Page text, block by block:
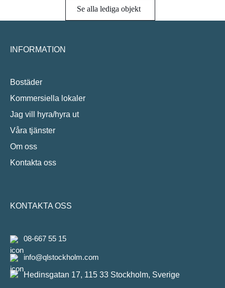
Se alla lediga objekt
INFORMATION
Bostäder
Kommersiella lokaler
Jag vill hyra/hyra ut
Våra tjänster
Om oss
Kontakta oss
KONTAKTA OSS
08-667 55 15
info@qlstockholm.com
Hedinsgatan 17, 115 33 Stockholm, Sverige